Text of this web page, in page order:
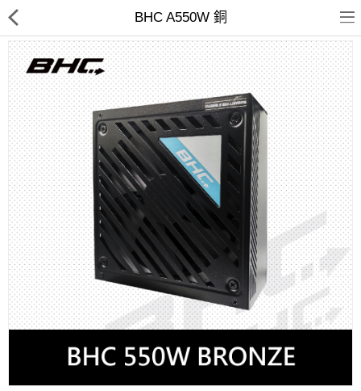
客訂商品
筆電
超值DIY主機
迷你PC專區
華碩品牌桌上型組裝機
處理器
記憶體
INTEL主機板
BHC A550W 銅